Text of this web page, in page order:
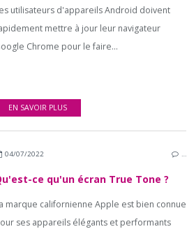
utilisateurs d'appareils Android doivent
mettre à jour leur navigateur
Chrome pour le faire...
EN SAVOIR PLUS
04/07/2022 …
ce qu'un écran True Tone ?
marque californienne Apple est bien connue
ses appareils élégants et performants